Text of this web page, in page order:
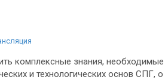
комплексные знания, необходимые
и технологических основ СПГ, о